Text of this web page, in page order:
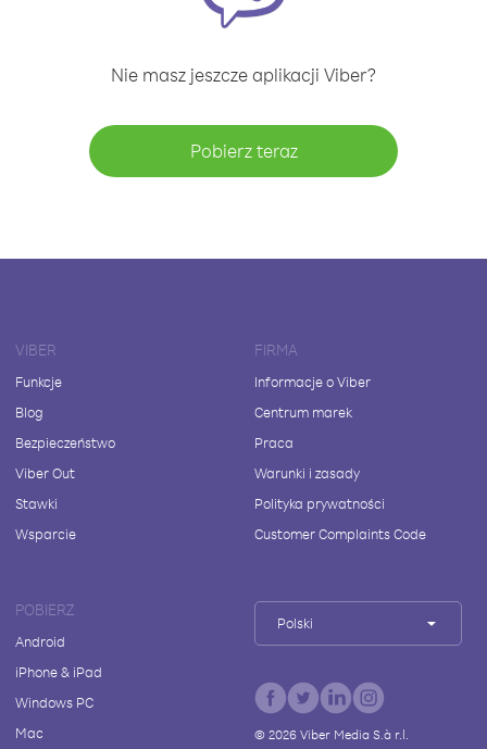
Nie masz jeszcze aplikacji Viber?
Pobierz teraz
VIBER
Funkcje
Blog
Bezpieczeństwo
Viber Out
Stawki
Wsparcie
FIRMA
Informacje o Viber
Centrum marek
Praca
Warunki i zasady
Polityka prywatności
Customer Complaints Code
POBIERZ
Android
iPhone & iPad
Windows PC
Mac
Polski
© 2026Viber Media S.à r.l.